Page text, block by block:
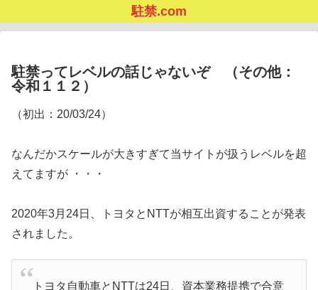
駐禁.com
駐禁ってレベルの話じゃないぞ （その他：
令和１１２）
（初出：20/03/24）
なんだかスケールが大きすぎて当サイトが扱うレベルを超
えてますが ・・・
2020年3月24日、トヨタとNTTが相互出資することが発表
されました。
トヨタ自動車とNTTは24日、資本業務提携で合意